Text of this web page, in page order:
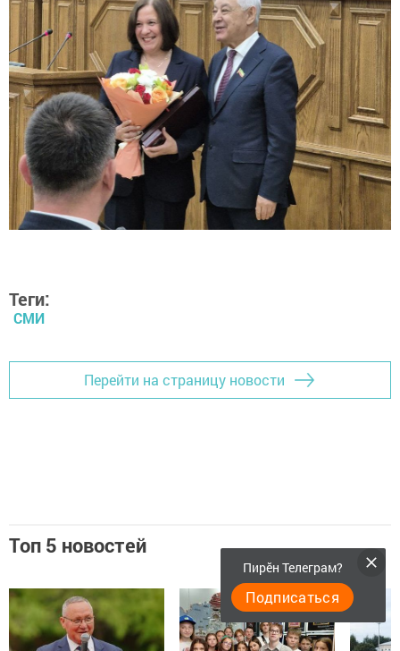
Теги:
СМИ
Перейти на страницу новости
Топ 5 новостей
Пирӗн Телеграм?
Подписаться